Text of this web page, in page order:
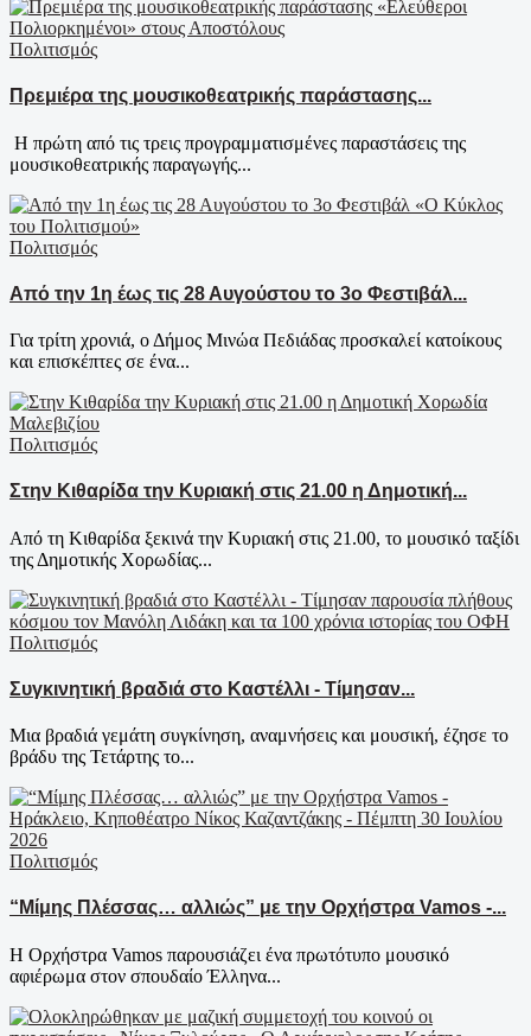
Πολιτισμός
Πρεμιέρα της μουσικοθεατρικής παράστασης...
Η πρώτη από τις τρεις προγραμματισμένες παραστάσεις της
μουσικοθεατρικής παραγωγής...
Πολιτισμός
Από την 1η έως τις 28 Αυγούστου το 3ο Φεστιβάλ...
Για τρίτη χρονιά, ο Δήμος Μινώα Πεδιάδας προσκαλεί κατοίκους
και επισκέπτες σε ένα...
Πολιτισμός
Στην Κιθαρίδα την Κυριακή στις 21.00 η Δημοτική...
Από τη Κιθαρίδα ξεκινά την Κυριακή στις 21.00, το μουσικό ταξίδι
της Δημοτικής Χορωδίας...
Πολιτισμός
Συγκινητική βραδιά στο Καστέλλι - Τίμησαν...
Μια βραδιά γεμάτη συγκίνηση, αναμνήσεις και μουσική, έζησε το
βράδυ της Τετάρτης το...
Πολιτισμός
“Μίμης Πλέσσας… αλλιώς” με την Ορχήστρα Vamos -...
Η Ορχήστρα Vamos παρουσιάζει ένα πρωτότυπο μουσικό
αφιέρωμα στον σπουδαίο Έλληνα...